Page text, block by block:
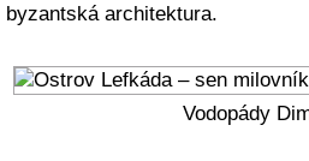
byzantská architektura.
Vodopády